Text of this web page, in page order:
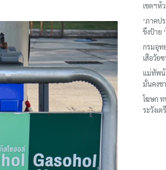
เขตฯห้
‘ภาคป
ขึงป้าย
กรมอุท
เสือวัย
แม่ทัพน้
มั่นคงช
โฆษก ท
ระวังเ